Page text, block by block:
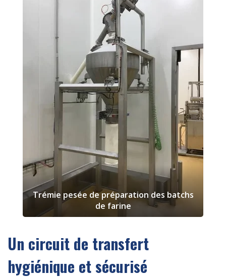
Trémie pesée de préparation des batchs
de farine
Un circuit de transfert
hygiénique et sécurisé